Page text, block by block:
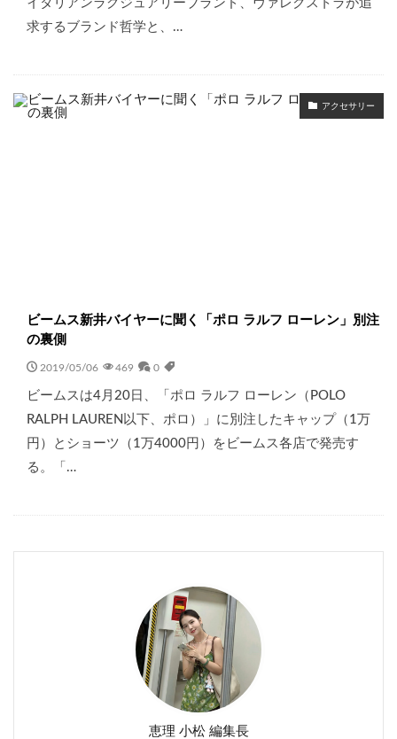
イタリアンラグジュアリーブランド、ヴァレクストラが追
求するブランド哲学と、…
アクセサリー
ビームス新井バイヤーに聞く「ポロ ラルフ ローレン」別注
の裏側
2019/05/06 469 0
ビームスは4月20日、「ポロ ラルフ ローレン（POLO
RALPH LAUREN以下、ポロ）」に別注したキャップ（1万
円）とショーツ（1万4000円）をビームス各店で発売す
る。「…
恵理 小松 編集長